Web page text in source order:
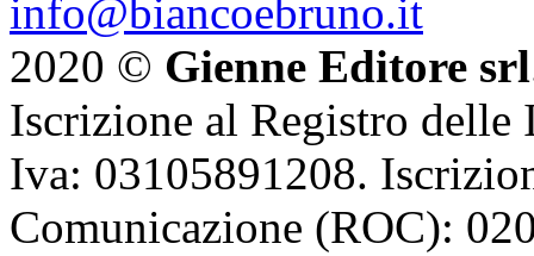
info@biancoebruno.it
2020 © Gienne Editore srl
Iscrizione al Registro delle
Iva: 03105891208.
Comunicazione (ROC):